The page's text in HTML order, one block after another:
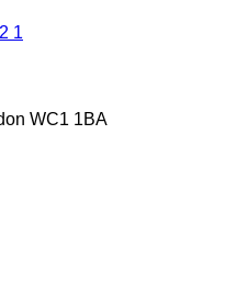
WC1 1BA